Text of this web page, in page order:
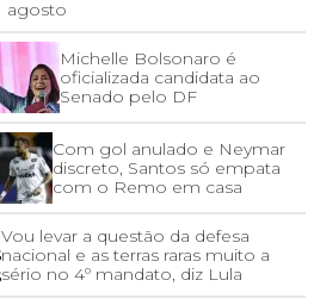
agosto
Michelle Bolsonaro é
oficializada candidata ao
Senado pelo DF
Com gol anulado e Neymar
discreto, Santos só empata
com o Remo em casa
Vou levar a questão da defesa
nacional e as terras raras muito a
sério no 4º mandato, diz Lula